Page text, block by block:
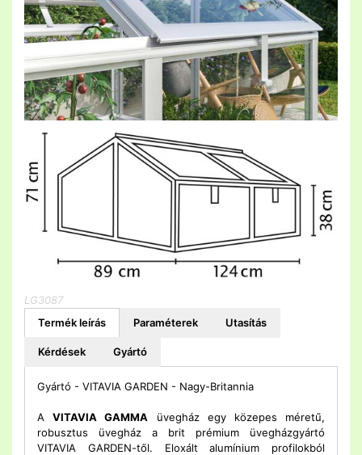
LG3087
Termék leírás
Paraméterek Utasítás
Kérdések Gyártó
Gyártó - VITAVIA GARDEN - Nagy-Britannia
AVITAVIA GAMMA üvegház egy közepes méretű,
robusztus üvegház a brit prémium üvegházgyártó
VITAVIA GARDEN-től. Eloxált alumínium profilokból